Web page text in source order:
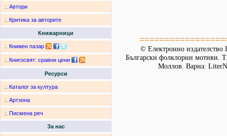
:. Автори
:. Критика за авторите
Книжарници
:. Книжен пазар
:. Книгосвят: сравни цени
Ресурси
:. Каталог за култура
:. Артзона
:. Писмена реч
За нас
© Електронно издателство
Български фолклорни мотиви.
Моллов. Варна: